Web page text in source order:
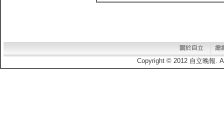
Copyright © 2012 自立晚報.